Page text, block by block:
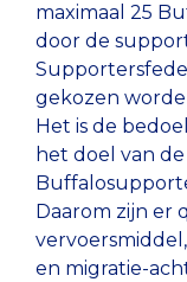
maximaal 25
door de
gekozen
Het is de
het doel van
Daarom zijn er
en migratie-